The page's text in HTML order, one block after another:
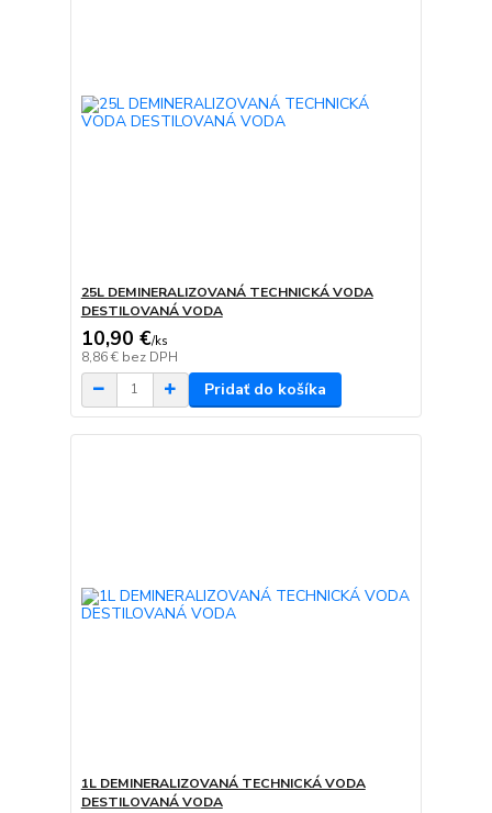
25L DEMINERALIZOVANÁ TECHNICKÁ VODA
DESTILOVANÁ VODA
10,90 €/ks
8,86 € bez DPH
Pridať do košíka
1L DEMINERALIZOVANÁ TECHNICKÁ VODA
DESTILOVANÁ VODA